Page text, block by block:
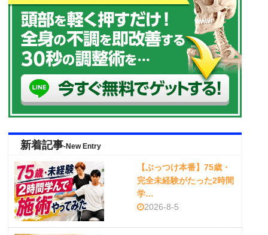
新着記事-New Entry
【ぶっつけ本番】75歳・
完全未経験がたった2時間
学…
2026-8-5